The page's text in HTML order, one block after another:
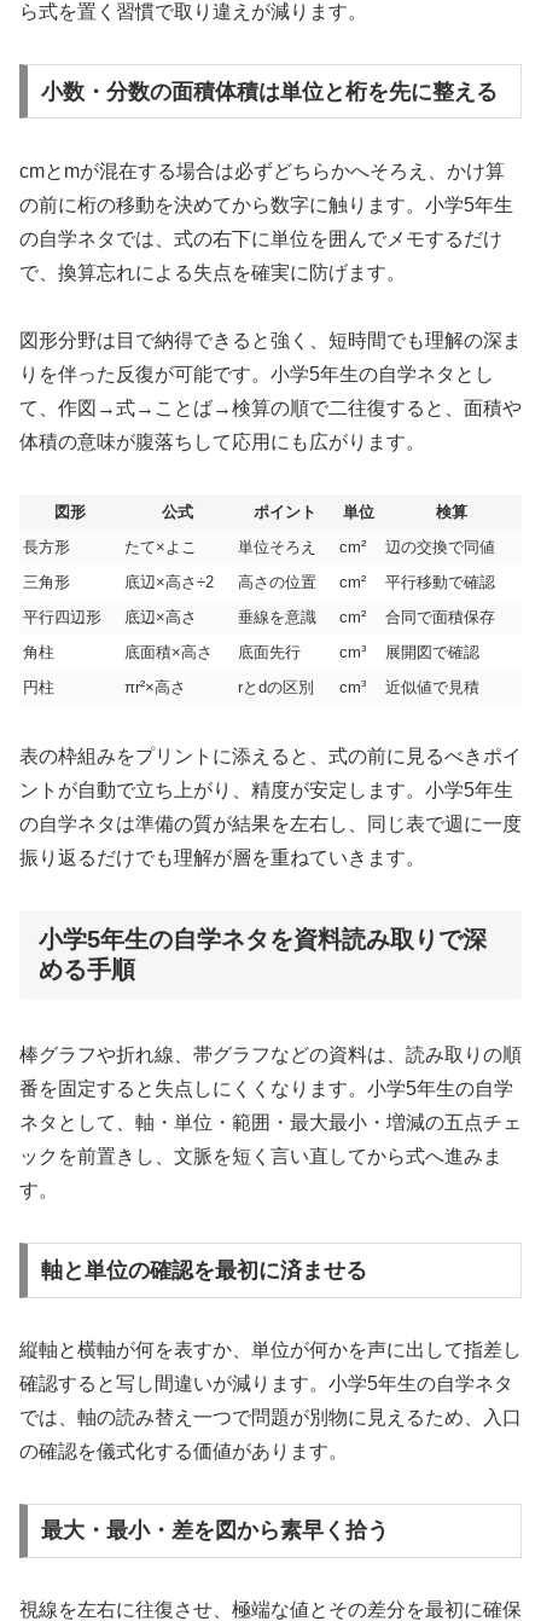
ら式を置く習慣で取り違えが減ります。
小数・分数の面積体積は単位と桁を先に整える
cmとmが混在する場合は必ずどちらかへそろえ、かけ算
の前に桁の移動を決めてから数字に触ります。小学5年生
の自学ネタでは、式の右下に単位を囲んでメモするだけ
で、換算忘れによる失点を確実に防げます。
図形分野は目で納得できると強く、短時間でも理解の深ま
りを伴った反復が可能です。小学5年生の自学ネタとし
て、作図→式→ことば→検算の順で二往復すると、面積や
体積の意味が腹落ちして応用にも広がります。
図形 公式 ポイント 単位
検算
長方形
たて×よこ 単位そろえ cm²
辺の交換で同値
三角形
底辺×高さ÷2 高さの位置 cm²
平行移動で確認
平行四辺形
底辺×高さ 垂線を意識 cm²
合同で面積保存
角柱
底面積×高さ 底面先行 cm³
展開図で確認
円柱
πr²×高さ rとdの区別 cm³ 近似値で見積
表の枠組みをプリントに添えると、式の前に見るべきポイ
ントが自動で立ち上がり、精度が安定します。小学5年生
の自学ネタは準備の質が結果を左右し、同じ表で週に一度
振り返るだけでも理解が層を重ねていきます。
小学5年生の自学ネタを資料読み取りで深
める手順
棒グラフや折れ線、帯グラフなどの資料は、読み取りの順
番を固定すると失点しにくくなります。小学5年生の自学
ネタとして、軸・単位・範囲・最大最小・増減の五点チェ
ックを前置きし、文脈を短く言い直してから式へ進みま
す。
軸と単位の確認を最初に済ませる
縦軸と横軸が何を表すか、単位が何かを声に出して指差し
確認すると写し間違いが減ります。小学5年生の自学ネタ
では、軸の読み替え一つで問題が別物に見えるため、入口
の確認を儀式化する価値があります。
最大・最小・差を図から素早く拾う
視線を左右に往復させ、極端な値とその差分を最初に確保